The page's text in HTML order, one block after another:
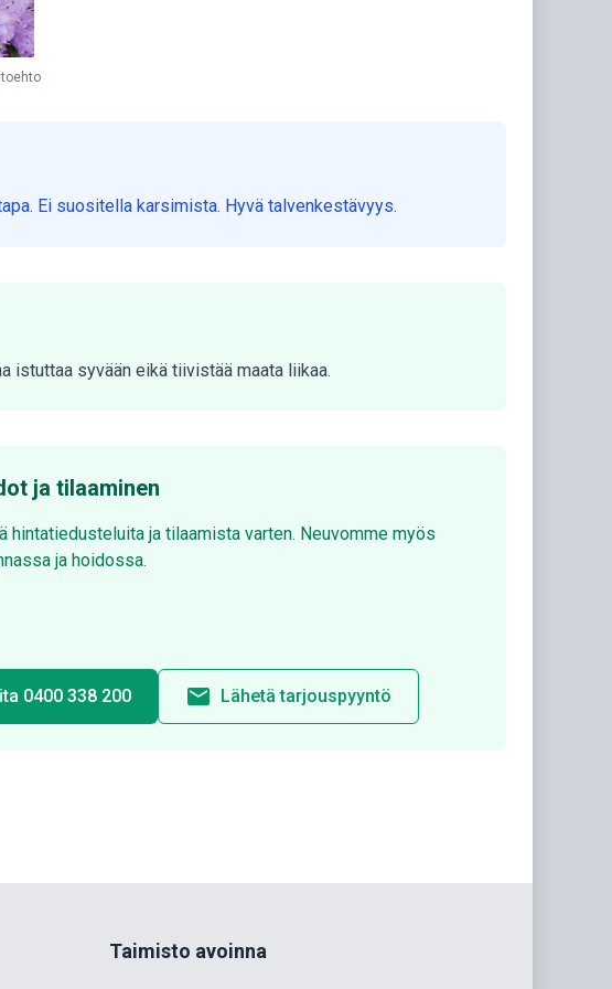
Ei suositella karsimista. Hyvä talvenkestävyys.
istuttaa syvään eikä tiivistää maata liikaa.
ja tilaaminen
hintatiedusteluita ja tilaamista varten. Neuvomme myös
ja hoidossa.
0400 338 200 email Lähetä tarjouspyyntö
Taimisto avoinna